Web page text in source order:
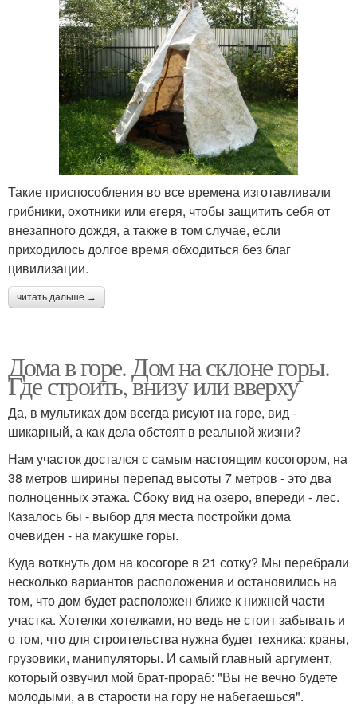
Такие приспособления во все времена изготавливали
грибники, охотники или егеря, чтобы защитить себя от
внезапного дождя, а также в том случае, если
приходилось долгое время обходиться без благ
цивилизации.
читать дальше →
Дома в горе. Дом на склоне горы.
Где строить, внизу или вверху
Да, в мультиках дом всегда рисуют на горе, вид -
шикарный, а как дела обстоят в реальной жизни?
Нам участок достался с самым настоящим косогором, на
38 метров ширины перепад высоты 7 метров - это два
полноценных этажа. Сбоку вид на озеро, впереди - лес.
Казалось бы - выбор для места постройки дома
очевиден - на макушке горы.
Куда воткнуть дом на косогоре в 21 сотку? Мы перебрали
несколько вариантов расположения и остановились на
том, что дом будет расположен ближе к нижней части
участка. Хотелки хотелками, но ведь не стоит забывать и
о том, что для строительства нужна будет техника: краны,
грузовики, манипуляторы. И самый главный аргумент,
который озвучил мой брат-прораб: "Вы не вечно будете
молодыми, а в старости на гору не набегаешься".